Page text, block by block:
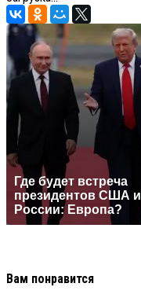
Где будет встреча
президентов США и
России: Европа?
Вам понравится